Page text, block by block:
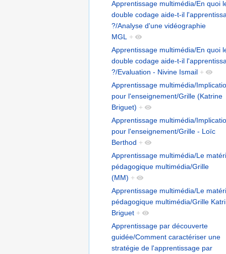
Apprentissage multimédia/En quoi
double codage aide-t-il
?/Analyse d'une vidéographie
MGL +
Apprentissage multimédia/En quoi
double codage aide-t-il
?/Evaluation - Nivine Ismail +
Apprentissage multimédia/
pour l'enseignement/Grille (Katrine
Briguet) +
Apprentissage multimédia/
pour l'enseignement/Grille - Loïc
Berthod +
Apprentissage multimédia/Le
pédagogique multimédia/Grille
(MM) +
Apprentissage multimédia/Le
pédagogique multimédia/Grille
Briguet +
Apprentissage par découverte
guidée/Comment caractériser une
stratégie de l'apprentissage par